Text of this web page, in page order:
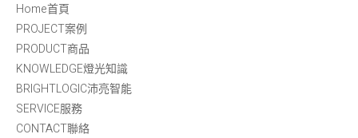
Home首頁
PROJECT案例
PRODUCT商品
KNOWLEDGE燈光知識
BRIGHTLOGIC沛亮智能
SERVICE服務
CONTACT聯絡